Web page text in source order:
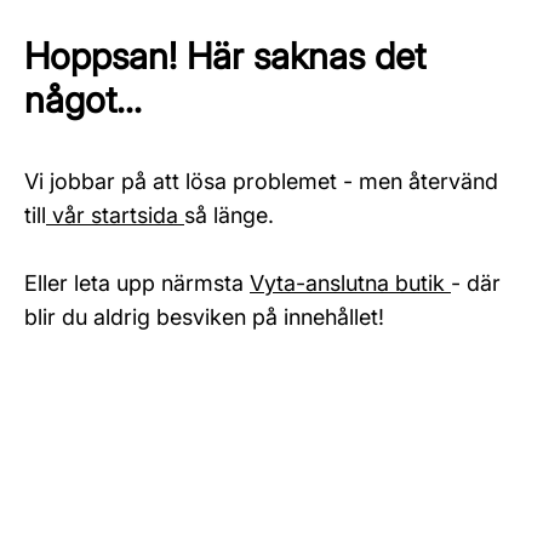
Hoppsan! Här saknas det
något...
Vi jobbar på att lösa problemet - men återvänd
till vår startsida så länge.
Eller leta upp närmsta Vyta-anslutna butik - där
blir du aldrig besviken på innehållet!